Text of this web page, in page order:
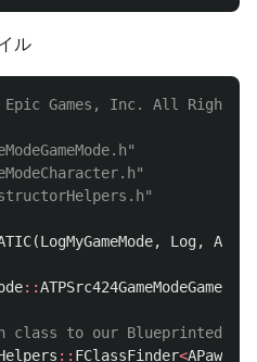
ル
Games, Inc. All Rights
(LogMyGameMode, Log, All
::ATPSrc424GameModeGameMode
class to our Blueprinted
:: FClassFinder<APawn